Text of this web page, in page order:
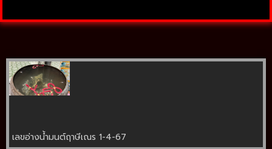
เลขอ่างน้ำมนต์ฤาษีเณร 1-4-67